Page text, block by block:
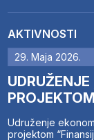
AKTIVNOSTI
29. Maja 2026.
Udruženje
projektom